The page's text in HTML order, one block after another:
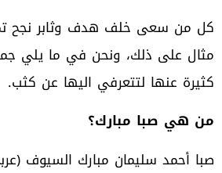
كل من سعى خلف هدف وثابر نجح
مثال على ذلك، ونحن في ما يلي
كثيرة عنها لتتعرفي اليها عن كثب.
من هي صبا مبارك؟
صبا أحمد سليمان مبارك السيوف